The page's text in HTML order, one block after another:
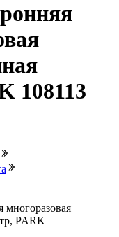
108113
многоразовая
PARK